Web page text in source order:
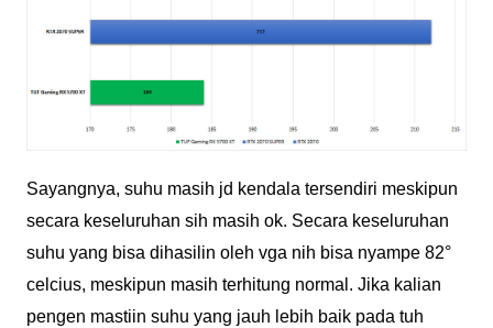
Sayangnya, suhu masih jd kendala tersendiri meskipun
secara keseluruhan sih masih ok. Secara keseluruhan
suhu yang bisa dihasilin oleh vga nih bisa nyampe 82°
celcius, meskipun masih terhitung normal. Jika kalian
pengen mastiin suhu yang jauh lebih baik pada tuh